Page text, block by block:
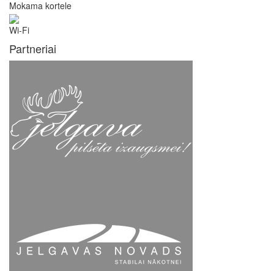
Mokama kortele
Wi-Fi
Partneriai